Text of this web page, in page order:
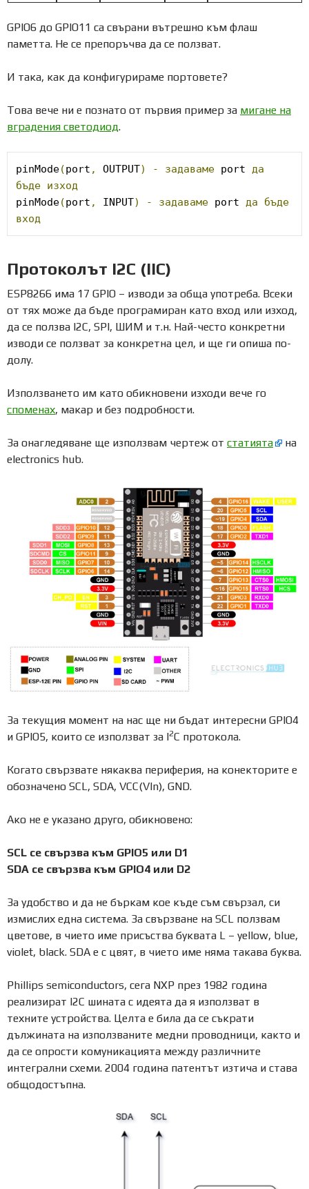
GPIO6 до GPIO11 са свърани вътрешно към флаш
паметта. Не се препоръчва да се ползват.
И така, как да конфигурираме портовете?
Това вече ни е познато от първия пример за мигане на
вградения светодиод.
pinMode(port , OUTPUT) - задаваме port да
бъде изход
pinMode(port , INPUT) - задаваме port да
бъде
вход
Протоколът I2C (IIC)
ESP8266 има 17 GPIO – изводи за обща употреба. Всеки
от тях може да бъде програмиран като вход или изход,
да се ползва I2C, SPI, ШИМ и т.н. Най-често конкретни
изводи се ползват за конкретна цел, и ще ги опиша по-
долу.
Използването им като обикновени изходи вече го
споменах, макар и без подробности.
За онагледяване ще използвам чертеж от статията
на
electronics hub.
За текущия момент на нас ще ни бъдат интересни GPIO4
и GPIO5, които се използват за I2C протокола.
Когато свързвате някаква периферия, на конекторите е
обозначено SCL, SDA, VCC(VIn), GND.
Ако не е указано друго, обикновено:
SCL се свързва към GPIO5 или D1
SDA се свързва към GPIO4 или D2
За удобство и да не бъркам кое къде съм свързал, си
измислих една система. За свързване на SCL ползвам
цветове, в чието име присъства буквата L – yellow, blue,
violet, black. SDA е с цвят, в чието име няма такава буква.
Phillips semiconductors, сега NXP през 1982 година
реализират I2C шината с идеята да я използват в
техните устройства. Целта е била да се съкрати
дължината на използваните медни проводници, както и
да се опрости комуникацията между различните
интегрални схеми. 2004 година патентът изтича и става
общодостъпна.